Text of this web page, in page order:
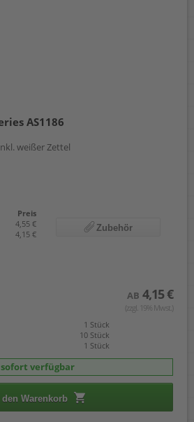
AS1186
weißer Zettel
Preis
4,55 €
4,15 €
Zubehör
AB 4,15 €
(zzgl. 19% Mwst.)
1 Stück
10 Stück
1 Stück
sofort verfügbar
den Warenkorb